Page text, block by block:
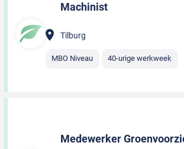
Machinist
Tilburg
MBO Niveau 40-urige werkweek
Medewerker